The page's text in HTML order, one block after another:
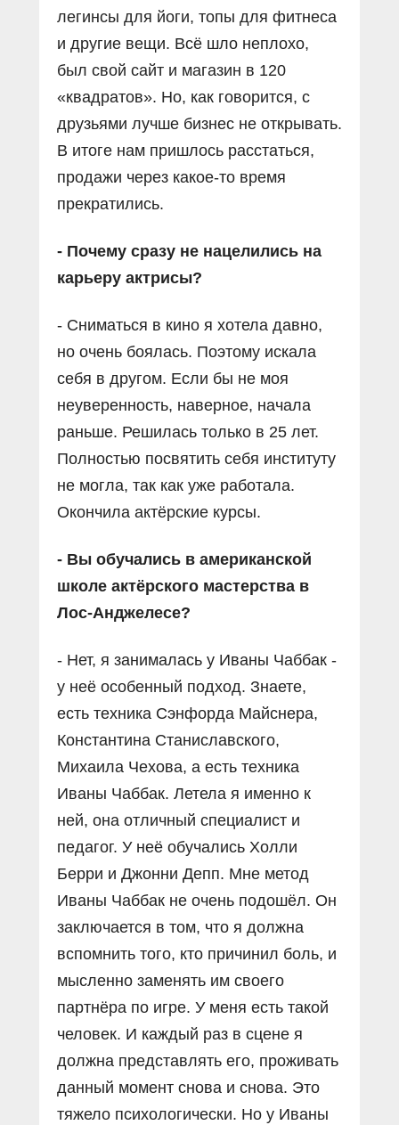
легинсы для йоги, топы для фитнеса
и другие вещи. Всё шло неплохо,
был свой сайт и магазин в 120
«квадратов». Но, как говорится, с
друзьями лучше бизнес не открывать.
В итоге нам пришлось расстаться,
продажи через какое-то время
прекратились.
- Почему сразу не нацелились на
карьеру актрисы?
- Сниматься в кино я хотела давно,
но очень боялась. Поэтому искала
себя в другом. Если бы не моя
неуверенность, наверное, начала
раньше. Решилась только в 25 лет.
Полностью посвятить себя институту
не могла, так как уже работала.
Окончила актёрские курсы.
- Вы обучались в американской
школе актёрского мастерства в
Лос-Анджелесе?
- Нет, я занималась у Иваны Чаббак -
у неё особенный подход. Знаете,
есть техника Сэнфорда Майснера,
Константина Станиславского,
Михаила Чехова, а есть техника
Иваны Чаббак. Летела я именно к
ней, она отличный специалист и
педагог. У неё обучались Холли
Берри и Джонни Депп. Мне метод
Иваны Чаббак не очень подошёл. Он
заключается в том, что я должна
вспомнить того, кто причинил боль, и
мысленно заменять им своего
партнёра по игре. У меня есть такой
человек. И каждый раз в сцене я
должна представлять его, проживать
данный момент снова и снова. Это
тяжело психологически. Но у Иваны